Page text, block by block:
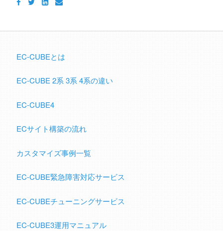
EC-CUBEとは
EC-CUBE 2系 3系 4系の違い
EC-CUBE4
ECサイト構築の流れ
カスタマイズ事例一覧
EC-CUBE緊急障害対応サービス
EC-CUBEチューニングサービス
EC-CUBE3運用マニュアル